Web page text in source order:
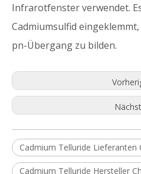
Infrarotfenster verwendet.
Cadmiumsulfid
pn-Übergang zu bilden.
Cadmium Telluride Lieferanten
Cadmium Telluride Hersteller